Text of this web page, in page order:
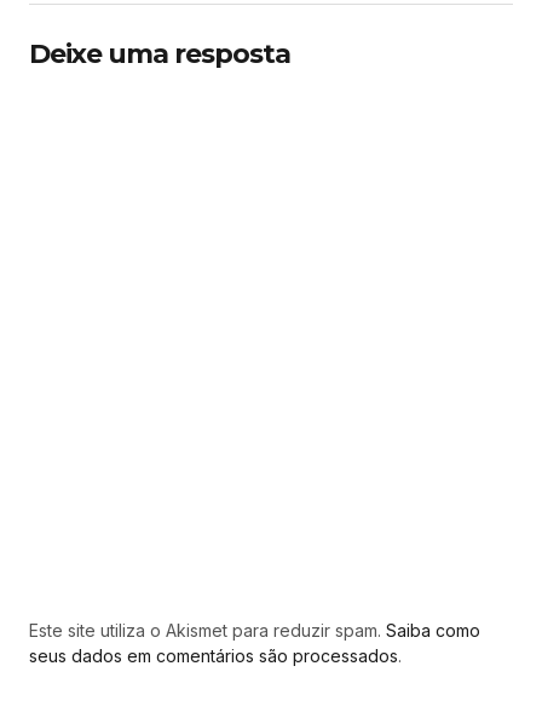
Deixe uma resposta
Este site utiliza o Akismet para reduzir spam. Saiba como
seus dados em comentários são processados.